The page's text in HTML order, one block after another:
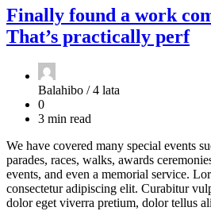
Finally found a work
That’s practically perf
Balahibo /4 lata
0
3 min read
We have covered many special events
parades, races, walks, awards
events, and even a memorial service.
consectetur adipiscing elit. Curabitur
dolor eget viverra pretium, dolor tellus